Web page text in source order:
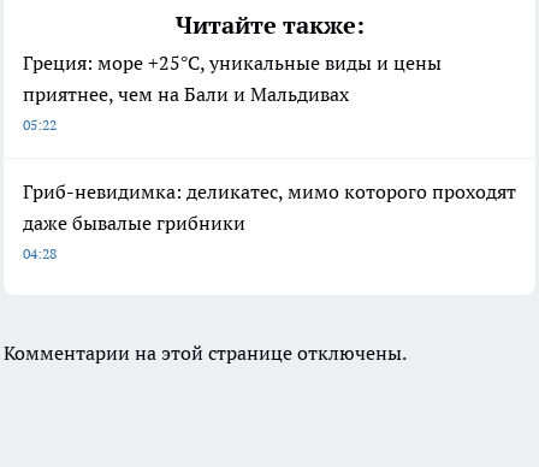
Читайте также:
Греция: море +25°C, уникальные виды и цены
приятнее, чем на Бали и Мальдивах
05:22
Гриб-невидимка: деликатес, мимо которого проходят
даже бывалые грибники
04:28
Комментарии на этой странице отключены.